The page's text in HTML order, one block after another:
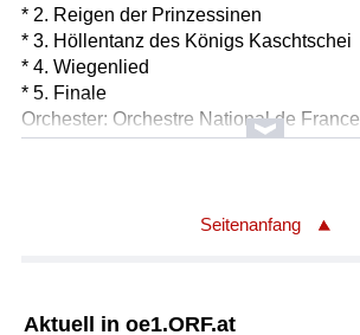
* 2. Reigen der Prinzessinen
* 3. Höllentanz des Königs Kaschtschei
* 4. Wiegenlied
* 5. Finale
Orchester: Orchestre National de France
Leitung: Cristian Macelaru
Leitung: Cristian Macelaru
Seitenanfang
Aktuell in oe1.ORF.at